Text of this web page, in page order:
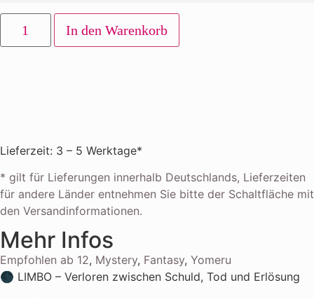
In den Warenkorb
Lieferzeit: 3 – 5 Werktage*
* gilt für Lieferungen innerhalb Deutschlands, Lieferzeiten
für andere Länder entnehmen Sie bitte der Schaltfläche mit
den Versandinformationen.
Mehr Infos
Empfohlen ab 12, Mystery, Fantasy, Yomeru
🌑 LIMBO – Verloren zwischen Schuld, Tod und Erlösung